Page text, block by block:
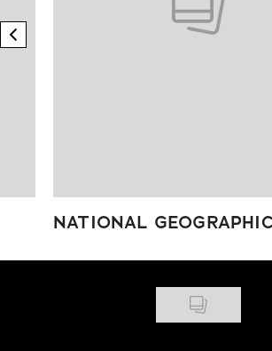
previous element
NATIONAL GEOGRAPHIC